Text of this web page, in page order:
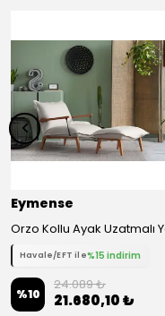
Eymense
Havale/EFT ile%15 indirim
%10
24.089 ₺
21.680,10 ₺